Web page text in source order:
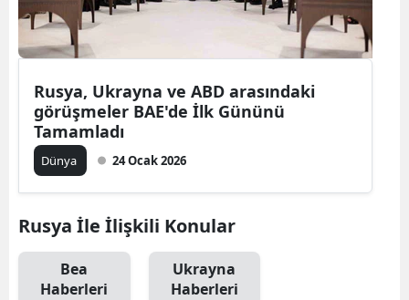
Rusya, Ukrayna ve ABD arasındaki
görüşmeler BAE'de İlk Gününü
Tamamladı
Dünya 24 Ocak 2026
Rusya İle İlişkili Konular
Bea
Haberleri
Ukrayna
Haberleri